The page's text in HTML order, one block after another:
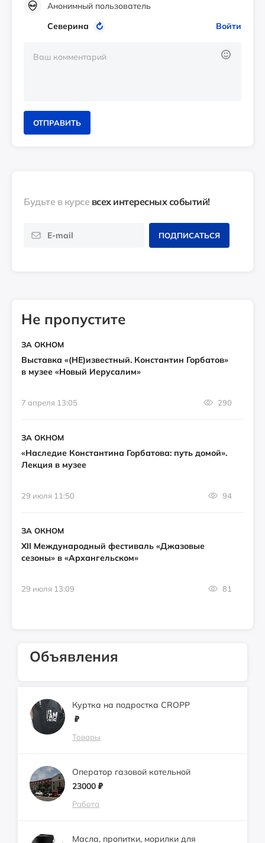
Анонимный пользователь
Северина
Войти
ОТПРАВИТЬ
Будьте в курсе всех интересных событий!
ПОДПИСАТЬСЯ
Не пропустите
ЗА ОКНОМ
Выставка «(НЕ)известный. Константин Горбатов»
в музее «Новый Иерусалим»
7 апреля 13:05 290
ЗА ОКНОМ
«Наследие Константина Горбатова: путь домой».
Лекция в музее
29 июля 11:50 94
ЗА ОКНОМ
XII Международный фестиваль «Джазовые
сезоны» в «Архангельском»
29 июля 13:09 81
Объявления
Куртка на подростка CROPP
₽
Товары
Оператор газовой котельной
23000 ₽
Работа
Масла, пропитки, морилки для